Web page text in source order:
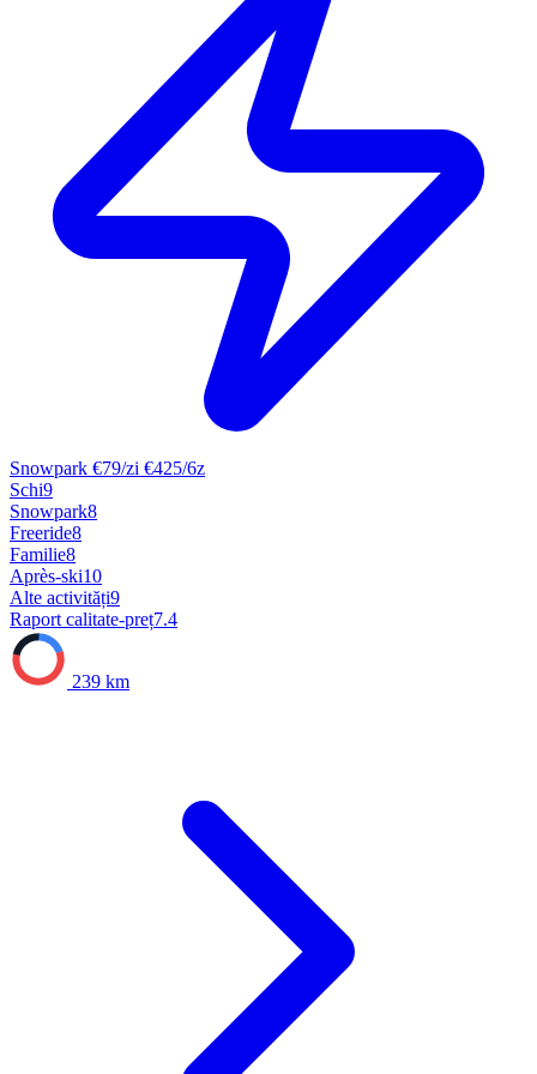
Snowpark €79/zi €425/6z
Schi9
Snowpark8
Freeride8
Familie8
Après-ski10
Alte activități9
Raport calitate-preț7.4
239 km